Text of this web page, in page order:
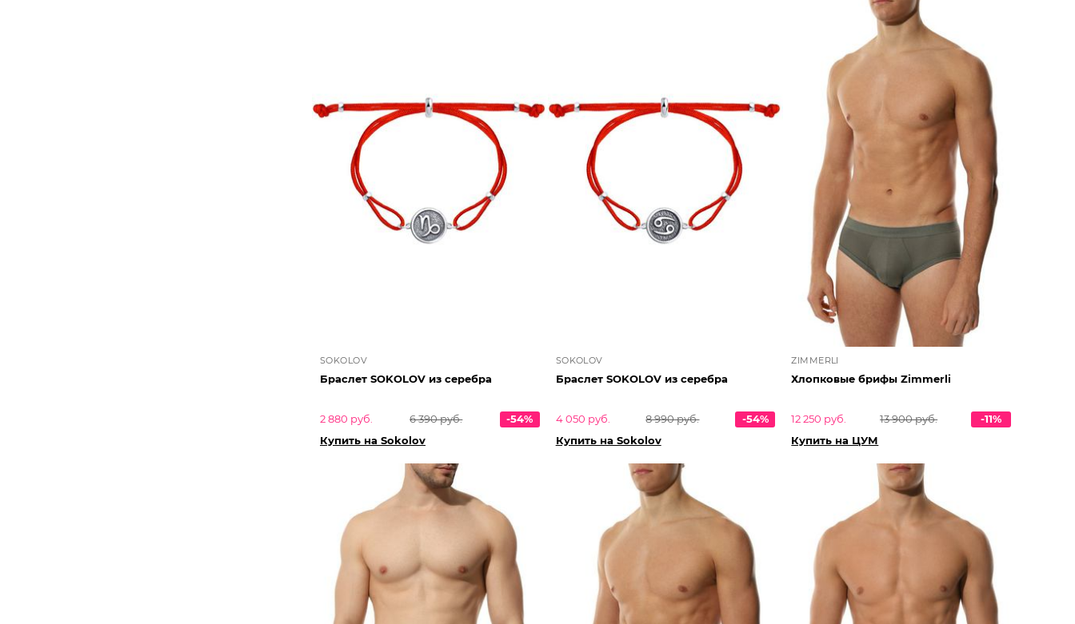
SOKOLOV
Браслет SOKOLOV из серебра
2 880 руб. 6 390 руб.
-54%
Купить на Sokolov
SOKOLOV
Браслет SOKOLOV из серебра
4 050 руб. 8 990 руб.
-54%
Купить на Sokolov
ZIMMERLI
Хлопковые брифы Zimmerli
12 250 руб. 13 900 руб.
-11%
Купить на ЦУМ